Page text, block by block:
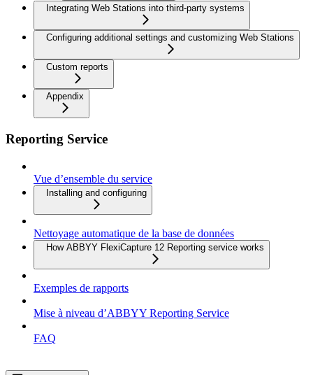
Integrating Web Stations into third-party systems
Configuring additional settings and customizing Web Stations
Custom reports
Appendix
Reporting Service
Vue d’ensemble du service
Installing and configuring
Nettoyage automatique de la base de données
How ABBYY FlexiCapture 12 Reporting service works
Exemples de rapports
Mise à niveau d’ABBYY Reporting Service
FAQ